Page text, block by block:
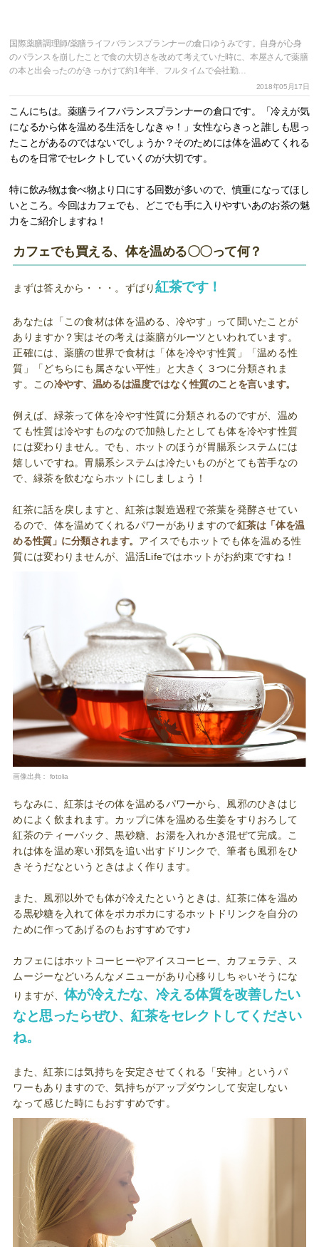
国際薬膳調理師/薬膳ライフバランスプランナーの倉口ゆうみです。自身が心身
のバランスを崩したことで食の大切さを改めて考えていた時に、本屋さんで薬膳
の本と出会ったのがきっかけて約1年半、フルタイムで会社勤…
2018年05月17日
こんにちは。薬膳ライフバランスプランナーの倉口です。「冷えが気
になるから体を温める生活をしなきゃ！」女性ならきっと誰しも思っ
たことがあるのではないでしょうか？そのためには体を温めてくれる
ものを日常でセレクトしていくのが大切です。
特に飲み物は食べ物より口にする回数が多いので、慎重になってほし
いところ。今回はカフェでも、どこでも手に入りやすいあのお茶の魅
力をご紹介しますね！
カフェでも買える、体を温める〇〇って何？
まずは答えから・・・。ずばり紅茶です！
あなたは「この食材は体を温める、冷やす」って聞いたことが
ありますか？実はその考えは薬膳がルーツといわれています。
正確には、薬膳の世界で食材は「体を冷やす性質」「温める性
質」「どちらにも属さない平性」と大きく３つに分類されま
す。この冷やす、温めるは温度ではなく性質のことを言います。
例えば、緑茶って体を冷やす性質に分類されるのですが、温め
ても性質は冷やすものなので加熱したとしても体を冷やす性質
には変わりません。でも、ホットのほうが胃腸系システムには
嬉しいですね。胃腸系システムは冷たいものがとても苦手なの
で、緑茶を飲むならホットにしましょう！
紅茶に話を戻しますと、紅茶は製造過程で茶葉を発酵させてい
るので、体を温めてくれるパワーがありますので紅茶は「体を温
める性質」に分類されます。 アイスでもホットでも体を温める性
質には変わりませんが、温活Lifeではホットがお約束ですね！
画像出典： fotolia
ちなみに、紅茶はその体を温めるパワーから、風邪のひきはじ
めによく飲まれます。カップに体を温める生姜をすりおろして
紅茶のティーバック、黒砂糖、お湯を入れかき混ぜて完成。こ
れは体を温め寒い邪気を追い出すドリンクで、筆者も風邪をひ
きそうだなというときはよく作ります。
また、風邪以外でも体が冷えたというときは、紅茶に体を温め
る黒砂糖を入れて体をポカポカにするホットドリンクを自分の
ために作ってあげるのもおすすめです♪
カフェにはホットコーヒーやアイスコーヒー、カフェラテ、ス
ムージーなどいろんなメニューがあり心移りしちゃいそうにな
りますが、 体が冷えたな、冷える体質を改善したい
なと思ったらぜひ、紅茶をセレクトしてください
ね。
また、紅茶には気持ちを安定させてくれる「安神」というパ
ワーもありますので、気持ちがアップダウンして安定しない
なって感じた時にもおすすめです。